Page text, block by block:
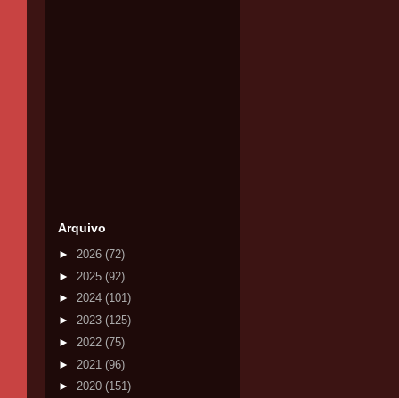
Arquivo
► 2026 (72)
► 2025 (92)
► 2024 (101)
► 2023 (125)
► 2022 (75)
► 2021 (96)
► 2020 (151)